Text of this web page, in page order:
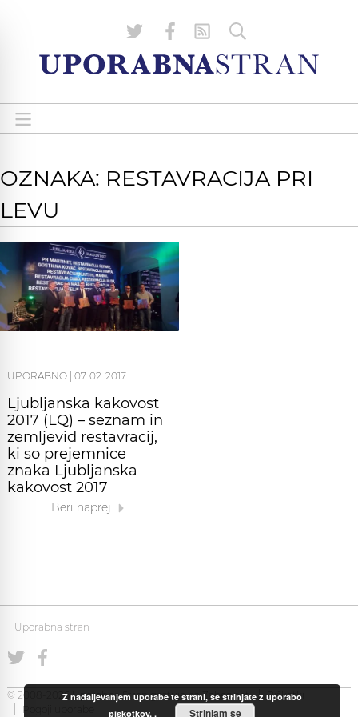
OZNAKA: RESTAVRACIJA PRI
LEVU
UPORABNO 07. 02. 2017
Ljubljanska kakovost
2017 (LQ) – seznam in
zemljevid restavracij,
ki so prejemnice
znaka Ljubljanska
kakovost 2017
Beri naprej
Uporabna stran
© 2008-2026 Uporabna Stran gostuje naZabec.net
Piškotki
Pogoji uporabe
Z nadaljevanjem uporabe te strani, se strinjate z uporabo
piškotkov.. Strinjam se